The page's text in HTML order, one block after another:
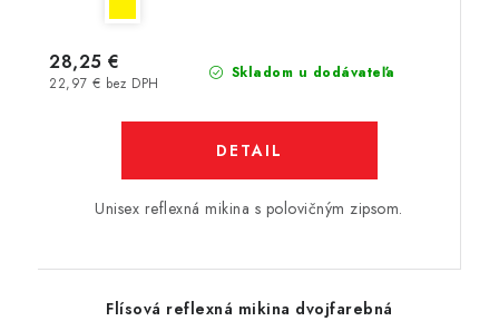
Skladom u dodávateľa
22,97 € bez DPH
28,25 €
DETAIL
Unisex reflexná mikina s polovičným zipsom.
Flísová reflexná mikina dvojfarebná